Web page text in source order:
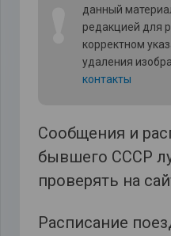
данный
редакцией для
корректном
удаления
контакты
Сообщения и
бывшего СССР
проверять на
Расписание